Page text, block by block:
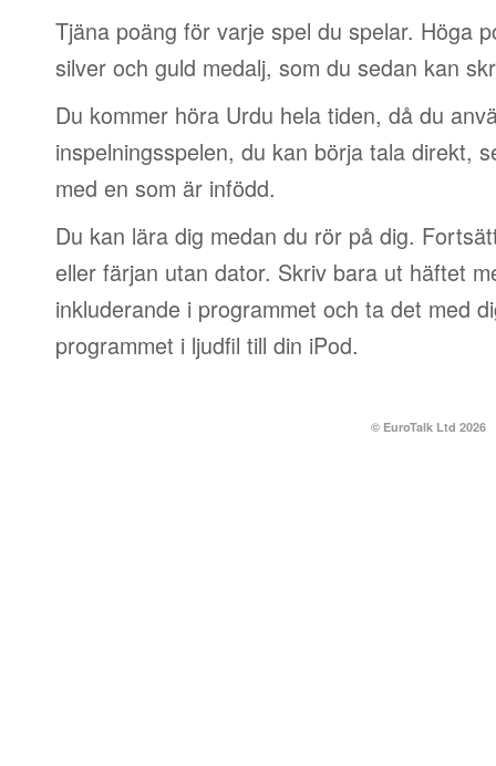
Tjäna poäng för varje spel du spelar. Höga
silver och guld medalj, som du sedan kan
Du kommer höra Urdu hela tiden, då du
inspelningsspelen, du kan börja tala direkt,
med en som är infödd.
Du kan lära dig medan du rör på dig.
eller färjan utan dator. Skriv bara ut häftet
inkluderande i programmet och ta det med
programmet i ljudfil till din iPod.
© EuroTalk Ltd 2026